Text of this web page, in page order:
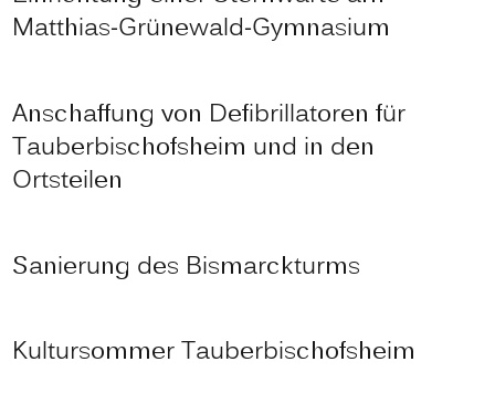
Matthias-Grünewald-Gymnasium
Anschaffung von Defibrillatoren für
Tauberbischofsheim und in den
Ortsteilen
Sanierung des Bismarckturms
Kultursommer Tauberbischofsheim